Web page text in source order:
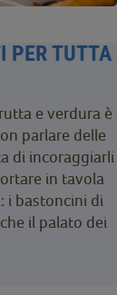
PER TUTTA
e verdura è
parlare delle
di incoraggiarli
in tavola
i bastoncini di
il palato dei